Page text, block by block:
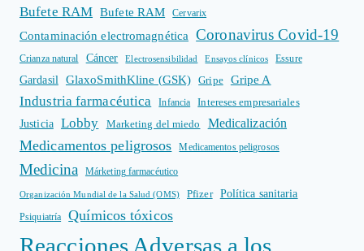
Bufete RAM Bufete RAM Cervarix
Contaminación electromagnética Coronavirus Covid-19
Crianza natural Cáncer Electrosensibilidad Ensayos clínicos Essure
Gardasil GlaxoSmithKline (GSK) Gripe Gripe A
Industria farmacéutica Infancia
Intereses empresariales
Justicia
Lobby Marketing del miedo Medicalización
Medicamentos peligrosos Medicamentos peligrosos
Medicina Márketing farmacéutico
Organización Mundial de la Salud (OMS) Pfizer Política sanitaria
Psiquiatría Químicos tóxicos
Reacciones Adversas a los